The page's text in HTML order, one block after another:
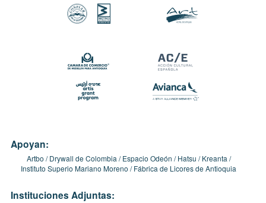
Apoyan:
Artbo Drywall de Colombia Espacio Odeón Hatsu
Kreanta
Instituto Superio Mariano Moreno
Fábrica de Licores de Antioquia
Instituciones Adjuntas: